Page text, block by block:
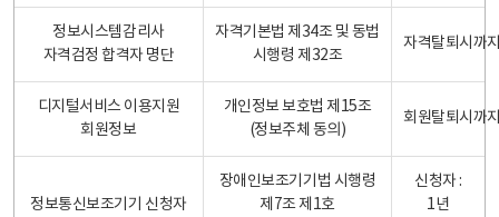
정보시스템감리사
자격검정 합격자 명단
자격기본법 제34조 및 동법
시행령 제32조
자격탈퇴시까
디지털서비스 이용지원
회원정보
개인정보 보호법 제15조
(정보주체 동의)
회원탈퇴시까
정보통신보조기기 신청자
장애인보조기기법 시행령
제7조 제1호
신청자 :
1년